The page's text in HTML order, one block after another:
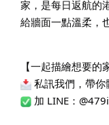
家，是每日返航
給牆面一點溫柔，
【一起描繪想要的
私訊我們，帶
加 LINE：